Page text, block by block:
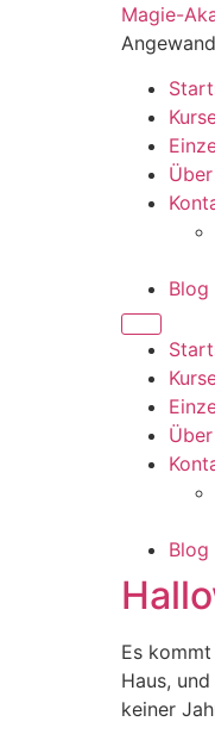
Magie-
Blog
Blog
Es
Haus,
keiner